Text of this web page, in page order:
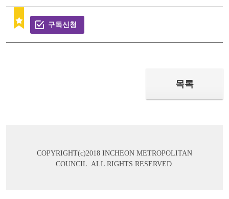
구독신청
목록
COPYRIGHT(c)2018 INCHEON METROPOLITAN
COUNCIL. ALL RIGHTS RESERVED.